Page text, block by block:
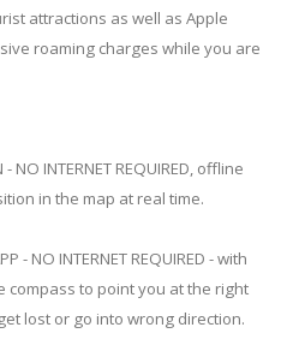
attractions as well as Apple
roaming charges while you are
NO INTERNET REQUIRED, offline
in the map at real time.
- NO INTERNET REQUIRED - with
compass to point you at the right
lost or go into wrong direction.